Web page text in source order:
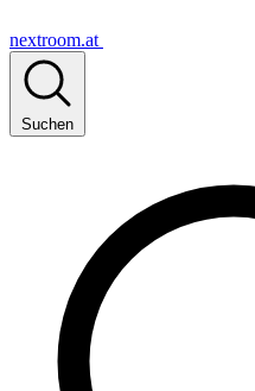
nextroom.at
Suchen